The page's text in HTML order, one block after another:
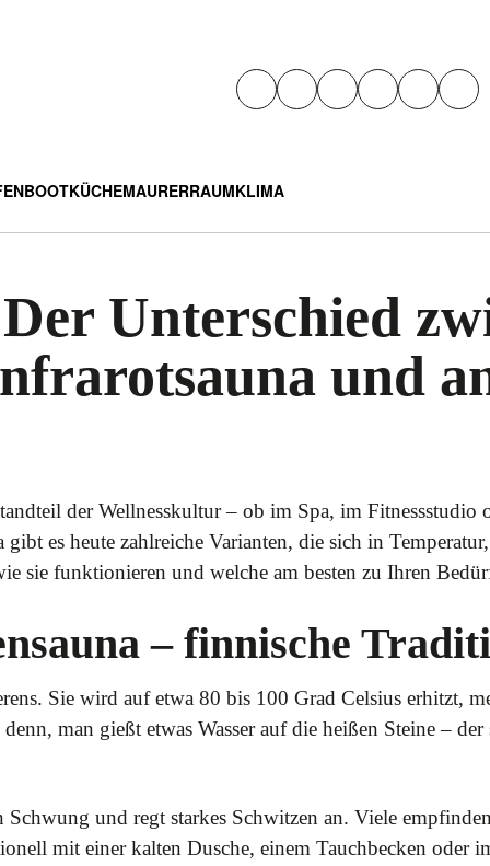
BOOTKÜCHEMAURERRAUMKLIMA
Unterschied
und
der Wellnesskultur – ob im Spa, im Fitnessstudio
gibt es heute zahlreiche Varianten, die sich in
sie funktionieren und welche am besten zu Ihren
– finnische
Sie wird auf etwa 80 bis 100 Grad Celsius erhitzt,
man gießt etwas Wasser auf die heißen Steine –
und regt starkes Schwitzen an. Viele
mit einer kalten Dusche, einem Tauchbecken oder